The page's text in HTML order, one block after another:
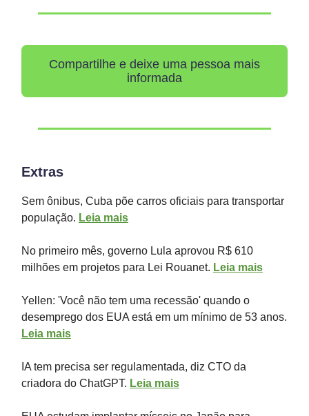
Compartilhe e deixe uma pessoa mais
informada
Extras
Sem ônibus, Cuba põe carros oficiais para transportar
população. Leia mais
No primeiro mês, governo Lula aprovou R$ 610
milhões em projetos para Lei Rouanet. Leia mais
Yellen: 'Você não tem uma recessão' quando o
desemprego dos EUA está em um mínimo de 53 anos.
Leia mais
IA tem precisa ser regulamentada, diz CTO da
criadora do ChatGPT. Leia mais